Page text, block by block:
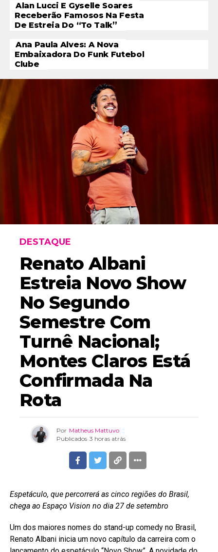
Alan Lucci E Gyselle Soares
Receberão Famosos Na Festa
De Estreia Do “To Talk”
Ana Paula Alves: A Nova
Embaixadora Do Funk Futebol
Clube
DESTAQUE
Renato Albani
Estreia Novo Show
No Segundo
Semestre Com
Turnê Nacional;
Montes Claros Está
Confirmada Na
Rota
Por Matheus Mattuvo
Publicados 3 horas atrás
Espetáculo, que percorrerá as cinco regiões do Brasil,
chega ao Espaço Vision no dia 27 de setembro
Um dos maiores nomes do stand-up comedy no Brasil,
Renato Albani inicia um novo capítulo da carreira com o